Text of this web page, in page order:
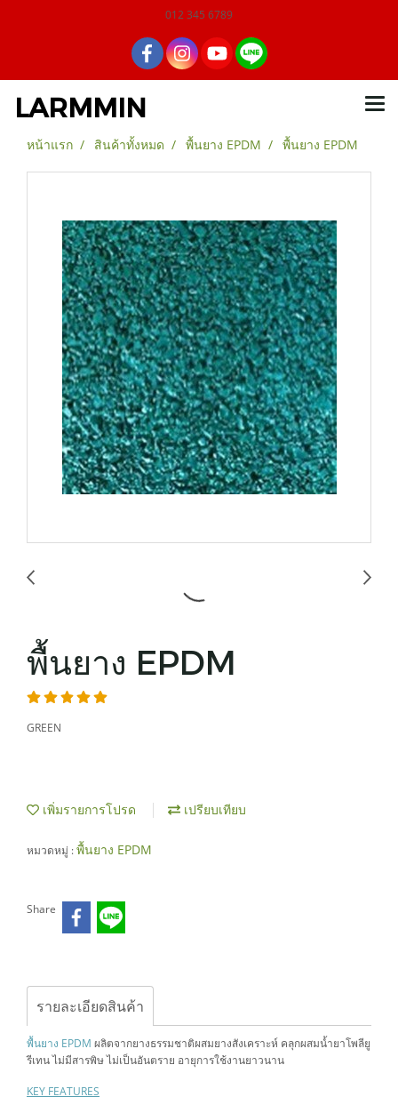
012 345 6789
LARMMIN
หน้าแรก สินค้าทั้งหมด พื้นยาง EPDM พื้นยาง EPDM
พื้นยาง EPDM
GREEN
เพิ่มรายการโปรด เปรียบเทียบ
หมวดหมู่ :พื้นยาง EPDM
Share
รายละเอียดสินค้า
พื้นยาง EPDM ผลิตจากยางธรรมชาติผสมยางสังเคราะห์ คลุกผสมน้ำยาโพลียู
รีเทน ไม่มีสารพิษ ไม่เป็นอันตราย อายุการใช้งานยาวนาน
KEY FEATURES